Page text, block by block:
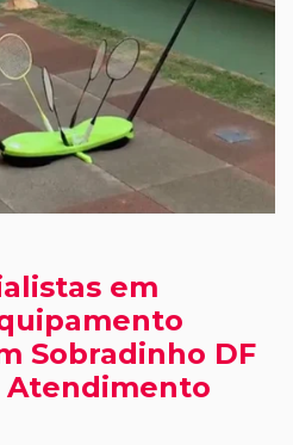
em
Sobradinho DF
Atendimento